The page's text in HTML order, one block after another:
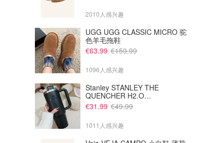
2010人感兴趣
UGG UGG CLASSIC MICRO 驼
色羊毛拖鞋
€63.99 €159.99
1096人感兴趣
Stanley STANLEY THE
QUENCHER H2.O
FLOWSTATE 保温杯 1.18L 黑
色
€31.99 €49.99
1011人感兴趣